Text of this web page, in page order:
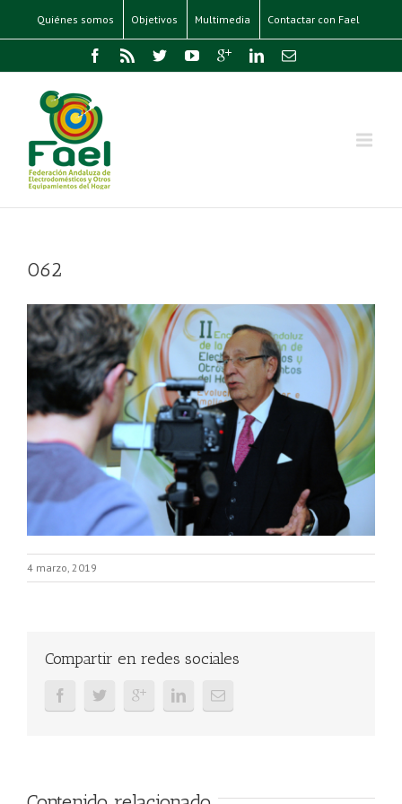
Quiénes somos Objetivos Multimedia Contactar con Fael
062
4 marzo, 2019
Compartir en redes sociales